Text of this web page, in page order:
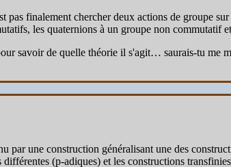
pas finalement chercher deux actions de groupe
les quaternions à un groupe non commutatif
savoir de quelle théorie il s'agit… saurais-tu me
une construction généralisant une des
(p-adiques) et les constructions